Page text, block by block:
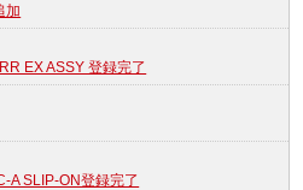
加
EX ASSY 登録完了
A SLIP-ON登録完了